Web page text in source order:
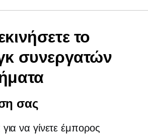
το
συνεργατών
σας
να γίνετε έμπορος